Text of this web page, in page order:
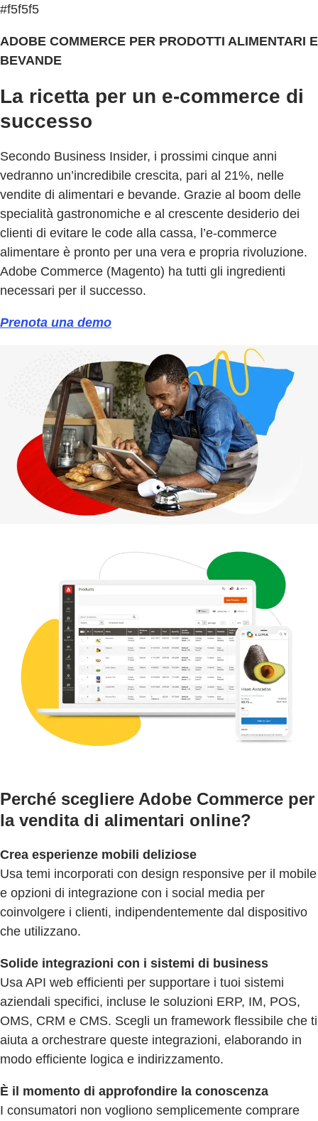
#f5f5f5
ADOBE COMMERCE PER PRODOTTI ALIMENTARI E
BEVANDE
La ricetta per un e-commerce di
successo
Secondo Business Insider, i prossimi cinque anni
vedranno un’incredibile crescita, pari al 21%, nelle
vendite di alimentari e bevande. Grazie al boom delle
specialità gastronomiche e al crescente desiderio dei
clienti di evitare le code alla cassa, l’e-commerce
alimentare è pronto per una vera e propria rivoluzione.
Adobe Commerce (Magento) ha tutti gli ingredienti
necessari per il successo.
Prenota una demo
Perché scegliere Adobe Commerce per
la vendita di alimentari online?
Crea esperienze mobili deliziose
Usa temi incorporati con design responsive per il mobile
e opzioni di integrazione con i social media per
coinvolgere i clienti, indipendentemente dal dispositivo
che utilizzano.
Solide integrazioni con i sistemi di business
Usa API web efficienti per supportare i tuoi sistemi
aziendali specifici, incluse le soluzioni ERP, IM, POS,
OMS, CRM e CMS. Scegli un framework flessibile che ti
aiuta a orchestrare queste integrazioni, elaborando in
modo efficiente logica e indirizzamento.
È il momento di approfondire la conoscenza
I consumatori non vogliono semplicemente comprare